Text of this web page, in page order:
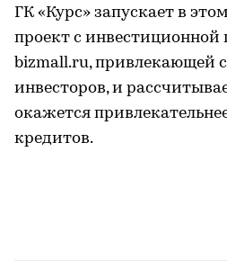
ГК «Курс» запускает в
проект с
bizmall.ru, привлекающей
инвесторов, и
окажется
кредитов.